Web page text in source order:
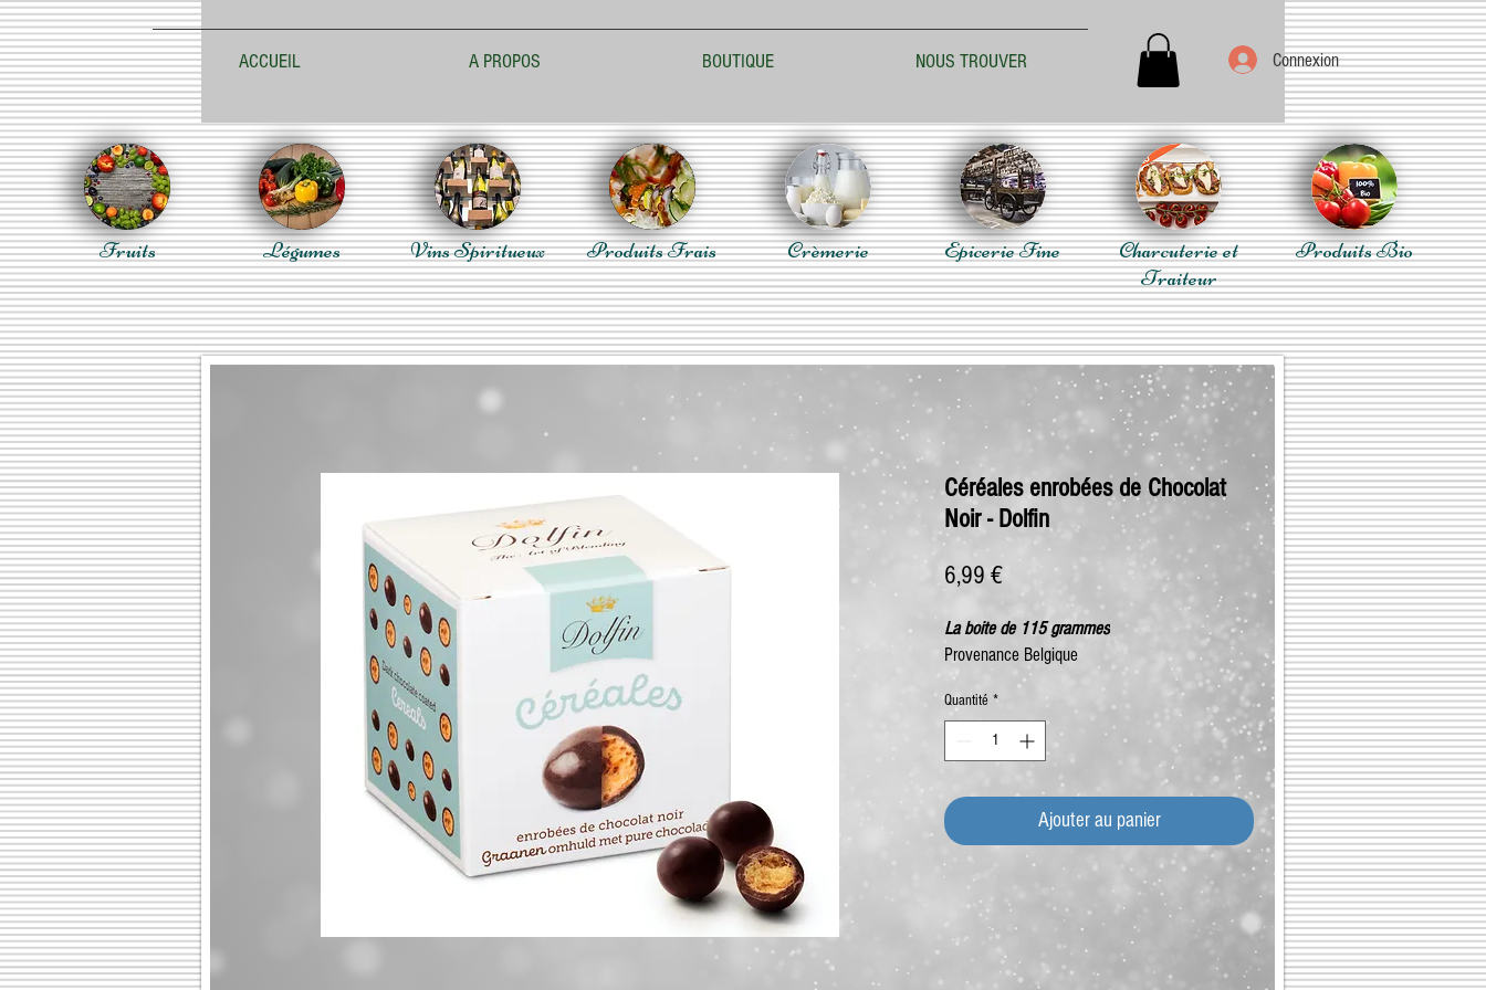
ACCUEIL A PROPOS BOUTIQUE NOUS TROUVER Connexion
Fruits Légumes Vins Spiritueux Produits Frais Crèmerie Epicerie Fine
Charcuterie et
Traiteur
Produits Bio
Céréales enrobées de Chocolat
Noir - Dolfin
6,99 €Prix
La boite de 115 grammes
Provenance Belgique
Quantité *
Ajouter au panier